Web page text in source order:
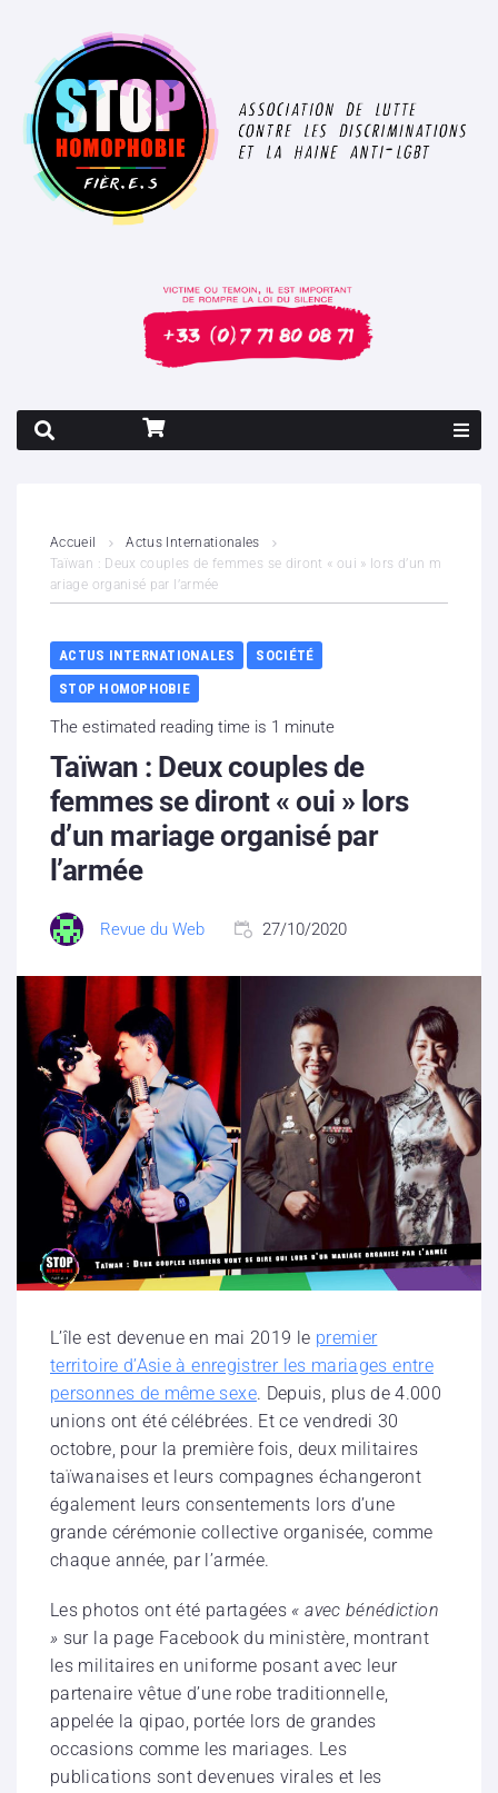
Contenus litigieux
Nous soutenir
Boutique
Partenaires
Contacts
Hébergement solidaire
Accueil
Actus Internationales
Taïwan : Deux couples de femmes se diront « oui » lors d’un m
ariage organisé par l’armée
ACTUS INTERNATIONALES
SOCIÉTÉ
STOP HOMOPHOBIE
The estimated reading time is 1 minute
Taïwan : Deux couples de
femmes se diront « oui » lors
d’un mariage organisé par
l’armée
Revue du Web 27/10/2020
L’île est devenue en mai 2019 le premier
territoire d’Asie à enregistrer les mariages entre
personnes de même sexe. Depuis, plus de 4.000
unions ont été célébrées. Et ce vendredi 30
octobre, pour la première fois, deux militaires
taïwanaises et leurs compagnes échangeront
également leurs consentements lors d’une
grande cérémonie collective organisée, comme
chaque année, par l’armée.
Les photos ont été partagées « avec bénédiction
» sur la page Facebook du ministère, montrant
les militaires en uniforme posant avec leur
partenaire vêtue d’une robe traditionnelle,
appelée la qipao, portée lors de grandes
occasions comme les mariages. Les
publications sont devenues virales et les